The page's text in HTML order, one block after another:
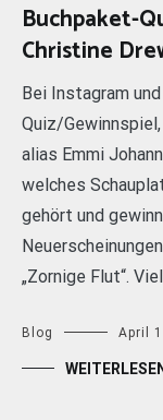
Buchpaket-
Christine
Bei Instagram
Quiz/
alias Emmi
welches
gehört und
„Zornige Flut“.
Blog April
WEITERLESEN